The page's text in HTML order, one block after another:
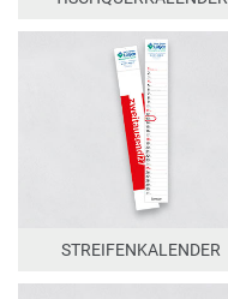
STREIFENKALENDER